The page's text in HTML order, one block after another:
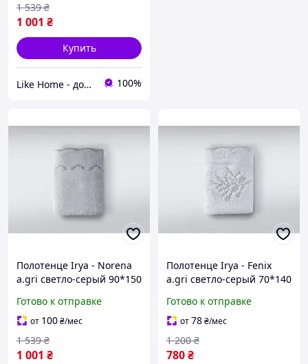
1 001 ₴
1 539 ₴
Купить
Like Home - домашний уют для всей семьи. Будьте как дома 🤗 100%
Полотенце Irya - Norena
a.gri светло-серый 90*150
Готово к отправке
от 100₴/мес
1 001 ₴
1 539 ₴
Полотенце Irya - Fenix
a.gri светло-серый 70*140
Готово к отправке
от78₴/мес
780₴
1 200 ₴